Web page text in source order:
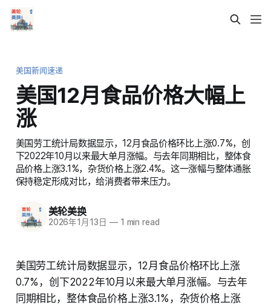
美国新闻速递
美国12月食品价格大幅上
涨
美国劳工统计局数据显示，12月食品价格环比上涨0.7%，创
下2022年10月以来最大单月涨幅。与去年同期相比，整体食
品价格上涨3.1%，杂货价格上涨2.4%。这一涨幅与整体通胀
保持稳定形成对比，给消费者带来压力。
美轮美换
2026年1月13日 —1 min read
美国劳工统计局数据显示，12月食品价格环比上涨
0.7%，创下2022年10月以来最大单月涨幅。与去年
同期相比，整体食品价格上涨3.1%，杂货价格上涨